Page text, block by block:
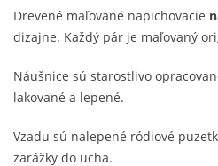
Drevené maľované napichovacie
dizajne. Každý pár je maľovaný
Náušnice sú starostlivo
lakované a lepené.
Vzadu sú nalepené ródiové
zarážky do ucha.